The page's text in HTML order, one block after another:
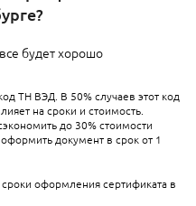
будет хорошо
ТН ВЭД. В 50% случаев этот код
на сроки и стоимость.
до 30% стоимости
документ в срок от 1
оформления сертификата в